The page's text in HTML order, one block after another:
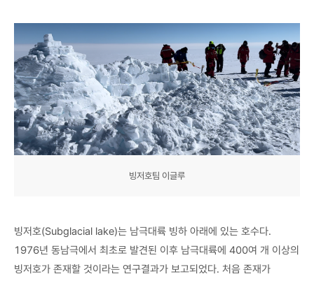
빙저호팀 이글루
빙저호(Subglacial lake)는 남극대륙 빙하 아래에 있는 호수다.
1976년 동남극에서 최초로 발견된 이후 남극대륙에 400여 개 이상의
빙저호가 존재할 것이라는 연구결과가 보고되었다. 처음 존재가